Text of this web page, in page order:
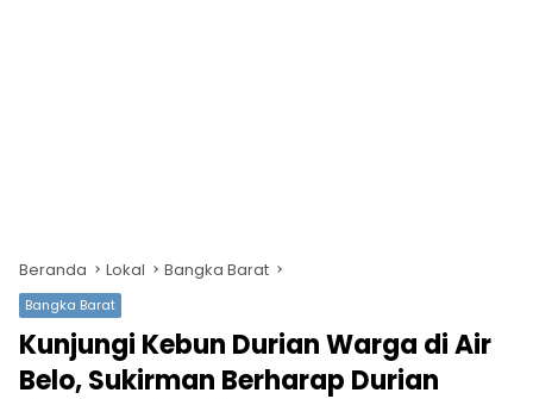
Beranda Lokal Bangka Barat
Bangka Barat
Kunjungi Kebun Durian Warga di Air
Belo, Sukirman Berharap Durian